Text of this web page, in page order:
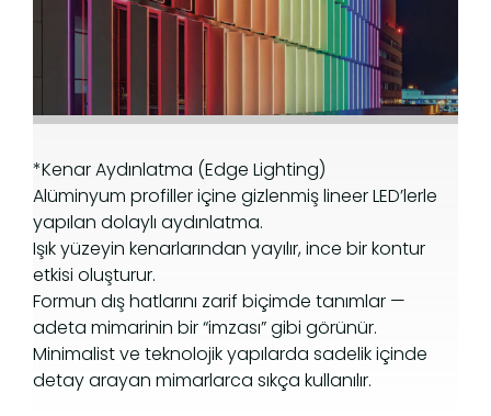
3D
Model
Havuzu
Teknik
Bilgiler
*Kenar Aydınlatma (Edge Lighting)
Alüminyum profiller içine gizlenmiş lineer LED’lerle
yapılan dolaylı aydınlatma.
Işık yüzeyin kenarlarından yayılır, ince bir kontur
etkisi oluşturur.
Formun dış hatlarını zarif biçimde tanımlar —
adeta mimarinin bir “imzası” gibi görünür.
Minimalist ve teknolojik yapılarda sadelik içinde
detay arayan mimarlarca sıkça kullanılır.